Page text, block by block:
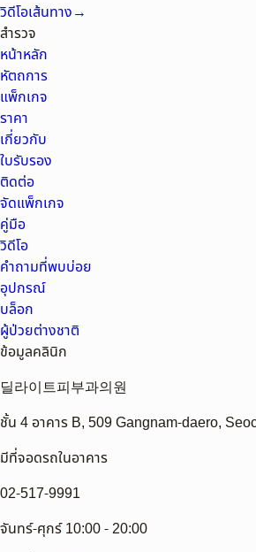
วิดีโอเส้นทาง→
สำรวจ
หน้าหลัก
หัตถการ
แพ็กเกจ
ราคา
เกี่ยวกับ
ใบรับรอง
ติดต่อ
จัดแพ็กเกจ
คู่มือ
วิดีโอ
คำถามที่พบบ่อย
อุปกรณ์
บล็อก
ผู้ป่วยต่างชาติ
ข้อมูลคลินิก
딜라이트피부과의원
ชั้น 4 อาคาร B, 509 Gangnam-daero,
มีที่จอดรถในอาคาร
02-517-9991
จันทร์-ศุกร์ 10:00 - 20:00